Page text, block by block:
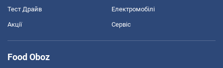
Тест Драйв Електромобілі
Акції Сервіс
Food Oboz